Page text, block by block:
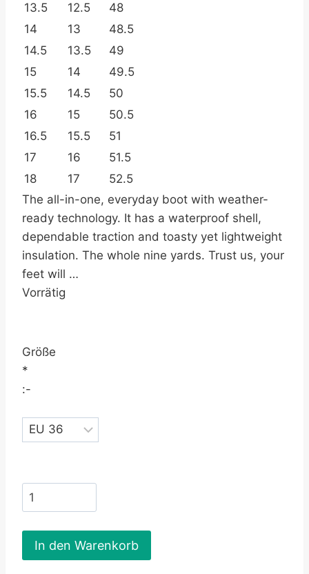
13.5
12.5
48
14
13
48.5
14.5
13.5
49
15
14
49.5
15.5
14.5
50
16
15
50.5
16.5
15.5
51
17
16
51.5
18
17
52.5
The all-in-one, everyday boot with weather-
ready technology. It has a waterproof shell,
dependable traction and toasty yet lightweight
insulation. The whole nine yards. Trust us, your
feet will …
Vorrätig
Größe
*
:-
In den Warenkorb